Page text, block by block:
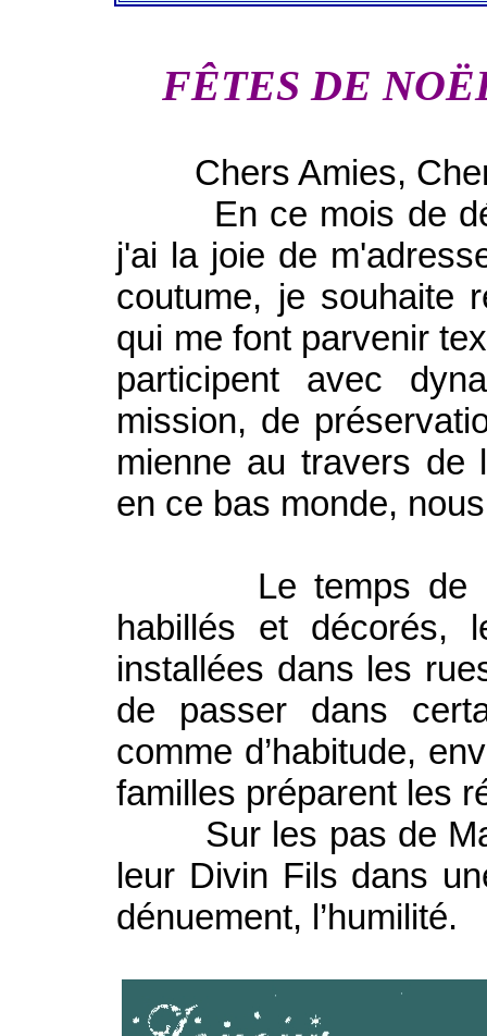
FÊTES DE
Chers Amies,
En ce mois de
j'ai la joie de
coutume, je souhaite
qui me font parvenir
participent avec
mission, de
mienne au travers de
en ce bas monde,
Le temps de
habillés et décorés,
installées dans les
de passer dans
comme d’habitude,
familles préparent les
Sur les pas de
leur Divin Fils dans
dénuement, l’humilité.